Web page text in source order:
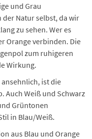
und Grau
Natur selbst, da wir
zu sehen. Wer es
Orange verbinden. Die
zum ruhigeren
Wirkung.
ist die
Auch Weiß und Schwarz
Grüntonen
in Blau/Weiß.
aus Blau und Orange